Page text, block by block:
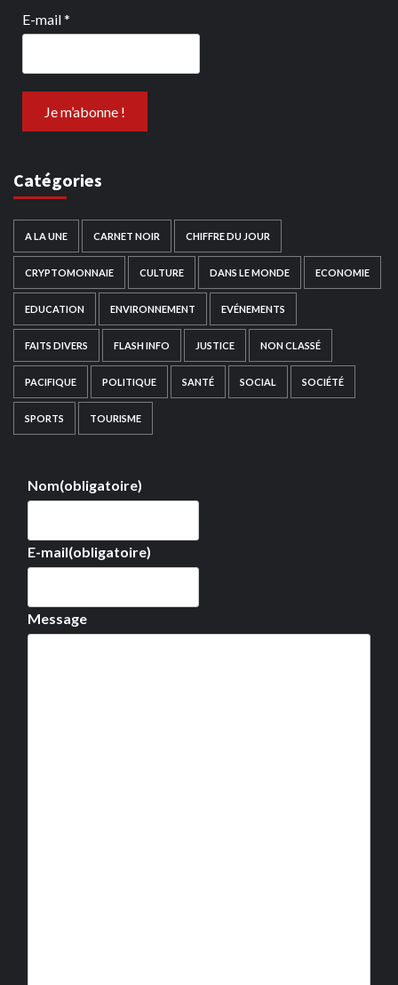
E-mail*
Catégories
A LA UNE CARNET NOIR CHIFFRE DU JOUR
CRYPTOMONNAIE CULTURE DANS LE MONDE ECONOMIE
EDUCATION ENVIRONNEMENT EVÉNEMENTS
FAITS DIVERS FLASH INFO JUSTICE NON CLASSÉ
PACIFIQUE POLITIQUE SANTÉ SOCIAL SOCIÉTÉ
SPORTS TOURISME
Nom(obligatoire)
E-mail(obligatoire)
Message